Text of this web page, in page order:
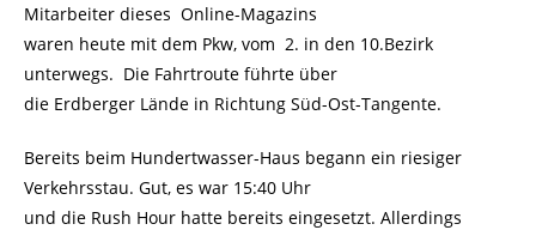
Mitarbeiter dieses Online-Magazins
waren heute mit dem Pkw, vom 2. in den 10.Bezirk
unterwegs. Die Fahrtroute führte über
die Erdberger Lände in Richtung Süd-Ost-Tangente.
Bereits beim Hundertwasser-Haus begann ein riesiger
Verkehrsstau. Gut, es war 15:40 Uhr
und die Rush Hour hatte bereits eingesetzt. Allerdings